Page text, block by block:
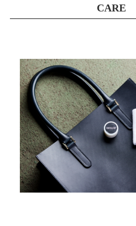
CARE